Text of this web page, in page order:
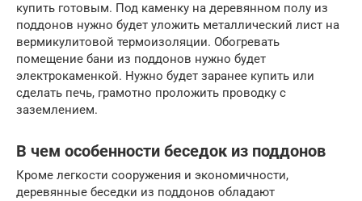
купить готовым. Под каменку на деревянном полу из
поддонов нужно будет уложить металлический лист на
вермикулитовой термоизоляции. Обогревать
помещение бани из поддонов нужно будет
электрокаменкой. Нужно будет заранее купить или
сделать печь, грамотно проложить проводку с
заземлением.
В чем особенности беседок из поддонов
Кроме легкости сооружения и экономичности,
деревянные беседки из поддонов обладают